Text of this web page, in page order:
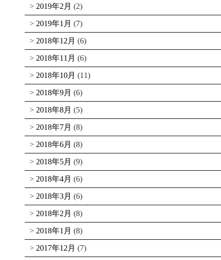
2019年2月 (2)
2019年1月 (7)
2018年12月 (6)
2018年11月 (6)
2018年10月 (11)
2018年9月 (6)
2018年8月 (5)
2018年7月 (8)
2018年6月 (8)
2018年5月 (9)
2018年4月 (6)
2018年3月 (6)
2018年2月 (8)
2018年1月 (8)
2017年12月 (7)